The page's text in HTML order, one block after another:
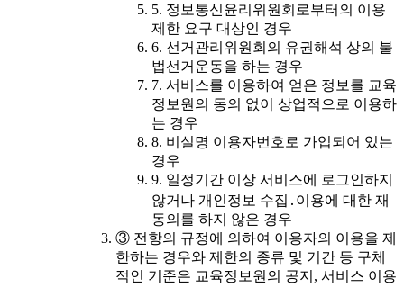
5. 정보통신윤리위원회로부터의 이용
제한 요구 대상인 경우
6. 선거관리위원회의 유권해석 상의 불
법선거운동을 하는 경우
7. 서비스를 이용하여 얻은 정보를 교육
정보원의 동의 없이 상업적으로 이용하
는 경우
8. 비실명 이용자번호로 가입되어 있는
경우
9. 일정기간 이상 서비스에 로그인하지
않거나 개인정보 수집․이용에 대한 재
동의를 하지 않은 경우
③ 전항의 규정에 의하여 이용자의 이용을 제
한하는 경우와 제한의 종류 및 기간 등 구체
적인 기준은 교육정보원의 공지, 서비스 이용